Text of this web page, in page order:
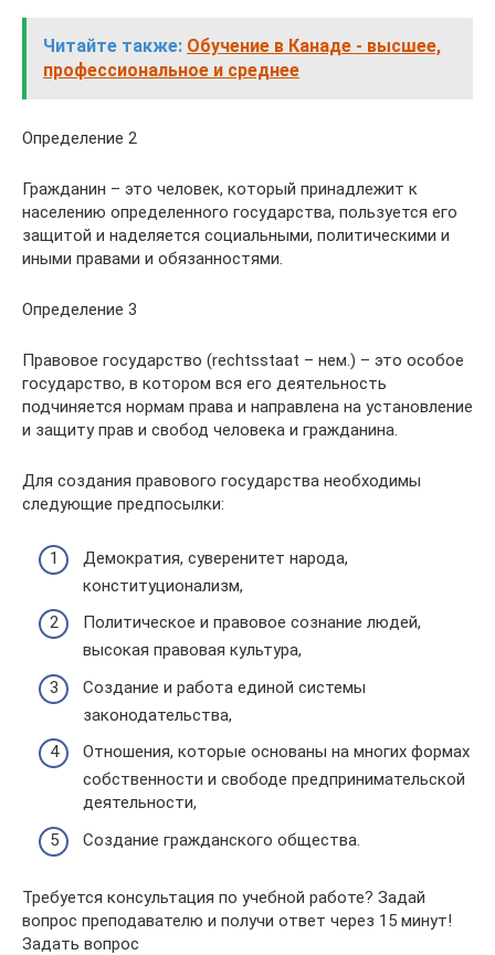
Читайте также: Обучение в Канаде - высшее,
профессиональное и среднее
Определение 2
Гражданин – это человек, который принадлежит к
населению определенного государства, пользуется его
защитой и наделяется социальными, политическими и
иными правами и обязанностями.
Определение 3
Правовое государство (rechtsstaat – нем.) – это особое
государство, в котором вся его деятельность
подчиняется нормам права и направлена на установление
и защиту прав и свобод человека и гражданина.
Для создания правового государства необходимы
следующие предпосылки:
Демократия, суверенитет народа,
конституционализм,
Политическое и правовое сознание людей,
высокая правовая культура,
Создание и работа единой системы
законодательства,
Отношения, которые основаны на многих формах
собственности и свободе предпринимательской
деятельности,
Создание гражданского общества.
Требуется консультация по учебной работе? Задай
вопрос преподавателю и получи ответ через 15 минут!
Задать вопрос